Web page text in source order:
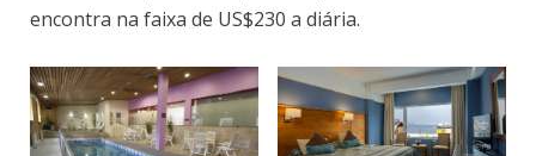
encontra na faixa de US$230 a diária.